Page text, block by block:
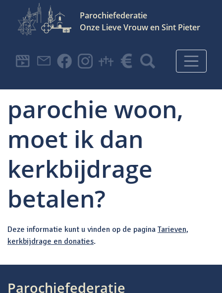
Hoofdnavigatie
Parochiefederatie
Onze Lieve Vrouw en Sint Pieter
Als ik in de
parochie woon,
moet ik dan
kerkbijdrage
betalen?
Deze informatie kunt u vinden op de pagina Tarieven,
kerkbijdrage en donaties.
Bericht navigatie
Parochiefederatie